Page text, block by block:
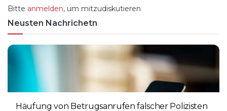
Bitte anmelden, um mitzudiskutieren
Neusten Nachrichetn
Häufung von Betrugsanrufen falscher Polizisten